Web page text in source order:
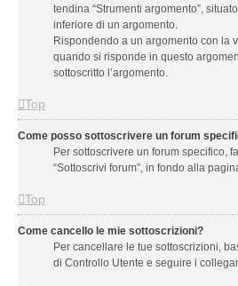
tendina “Strumenti argomento”,
inferiore di un argomento.
Rispondendo a un argomento con la
quando si risponde in questo
sottoscritto l’argomento.
Top
Come posso sottoscrivere un forum
Per sottoscrivere un forum specifico,
“Sottoscrivi forum”, in fondo alla
Top
Come cancello le mie sottoscrizioni?
Per cancellare le tue sottoscrizioni,
di Controllo Utente e seguire i